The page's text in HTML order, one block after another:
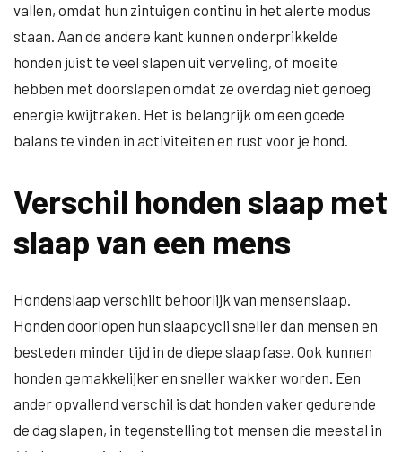
vallen, omdat hun zintuigen continu in het alerte modus
staan. Aan de andere kant kunnen onderprikkelde
honden juist te veel slapen uit verveling, of moeite
hebben met doorslapen omdat ze overdag niet genoeg
energie kwijtraken. Het is belangrijk om een goede
balans te vinden in activiteiten en rust voor je hond.
Verschil honden slaap met
slaap van een mens
Hondenslaap verschilt behoorlijk van mensenslaap.
Honden doorlopen hun slaapcycli sneller dan mensen en
besteden minder tijd in de diepe slaapfase. Ook kunnen
honden gemakkelijker en sneller wakker worden. Een
ander opvallend verschil is dat honden vaker gedurende
de dag slapen, in tegenstelling tot mensen die meestal in